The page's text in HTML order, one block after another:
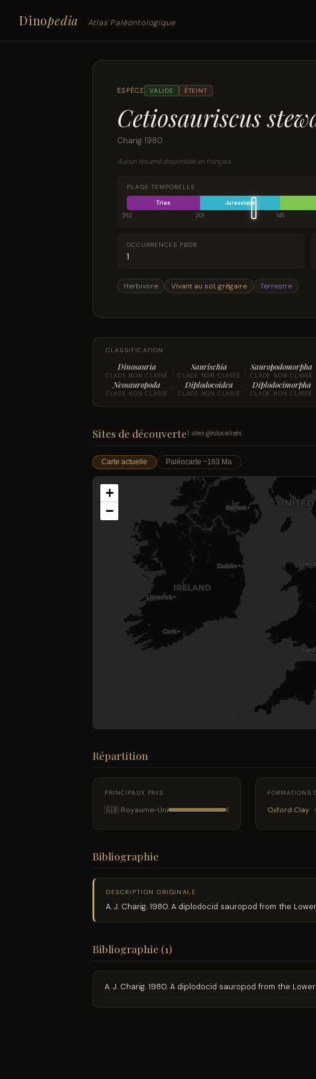
Dinopedia Atlas Paléontologique
ESPÈCE VALIDE ÉTEINT
Cetiosauriscus
Charig 1980
Aucun résumé disponible en français.
PLAGE TEMPORELLE
Trias Jurassique
252
201 145
OCCURRENCES PBDB
1
Herbivore Vivant au sol, grégaire Terrestre
CLASSIFICATION
Dinosauria
CLADE NON CLASSÉ › Saurischia
CLADE NON CLASSÉ › Sauropodomorpha
CLADE NON CLASSÉ
Neosauropoda
CLADE NON CLASSÉ › Diplodocoidea
CLADE NON CLASSÉ › Diplodocimorpha
CLADE NON CLASSÉ
Sites de découverte1 sites géolocalisés
Carte actuelle Paléocarte ~163 Ma
+
−
Répartition
PRINCIPAUX PAYS
🇬🇧 Royaume-Uni 1
FORMATIONS
Oxford Clay
Bibliographie
DESCRIPTION ORIGINALE
A. J. Charig. 1980. A diplodocid sauropod from the
Bibliographie (1)
A. J. Charig. 1980. A diplodocid sauropod from the